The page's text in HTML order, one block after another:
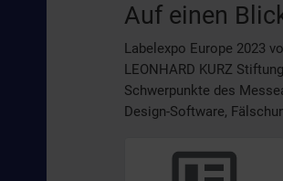
Auf einen
Labelexpo Europe 2023
LEONHARD KURZ
Schwerpunkte des
Design-Software,